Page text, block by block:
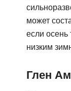
может
если осень
низким
Глен